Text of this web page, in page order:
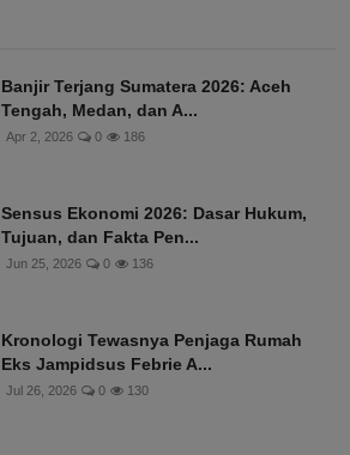
Banjir Terjang Sumatera 2026: Aceh
Tengah, Medan, dan A...
Apr 2, 2026 0 186
Sensus Ekonomi 2026: Dasar Hukum,
Tujuan, dan Fakta Pen...
Jun 25, 2026 0 136
Kronologi Tewasnya Penjaga Rumah
Eks Jampidsus Febrie A...
Jul 26, 2026 0 130